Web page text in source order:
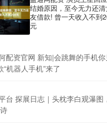
结婚原因，至今无力还
友借款! 曾一天收入不到
元
配资官网 新知|会跳舞的手机
机器人手机”来了
台 探展日志｜头枕李白观瀑图